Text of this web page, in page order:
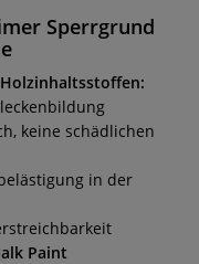
Sperrgrund
keine schädlichen
in der
Paint